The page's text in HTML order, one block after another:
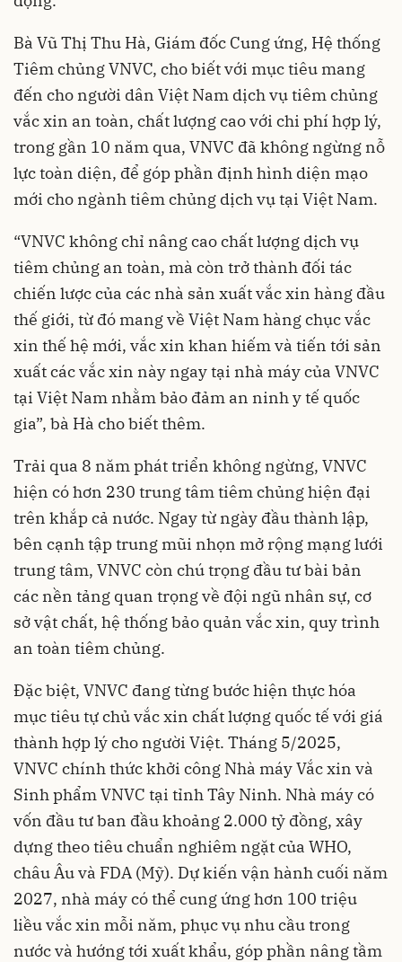
Bà Vũ Thị Thu Hà, Giám đốc Cung ứng, Hệ thống
Tiêm chủng VNVC, cho biết với mục tiêu mang
đến cho người dân Việt Nam dịch vụ tiêm chủng
vắc xin an toàn, chất lượng cao với chi phí hợp lý,
trong gần 10 năm qua, VNVC đã không ngừng nỗ
lực toàn diện, để góp phần định hình diện mạo
mới cho ngành tiêm chủng dịch vụ tại Việt Nam.
“VNVC không chỉ nâng cao chất lượng dịch vụ
tiêm chủng an toàn, mà còn trở thành đối tác
chiến lược của các nhà sản xuất vắc xin hàng đầu
thế giới, từ đó mang về Việt Nam hàng chục vắc
xin thế hệ mới, vắc xin khan hiếm và tiến tới sản
xuất các vắc xin này ngay tại nhà máy của VNVC
tại Việt Nam nhằm bảo đảm an ninh y tế quốc
gia”, bà Hà cho biết thêm.
Trải qua 8 năm phát triển không ngừng, VNVC
hiện có hơn 230 trung tâm tiêm chủng hiện đại
trên khắp cả nước. Ngay từ ngày đầu thành lập,
bên cạnh tập trung mũi nhọn mở rộng mạng lưới
trung tâm, VNVC còn chú trọng đầu tư bài bản
các nền tảng quan trọng về đội ngũ nhân sự, cơ
sở vật chất, hệ thống bảo quản vắc xin, quy trình
an toàn tiêm chủng.
Đặc biệt, VNVC đang từng bước hiện thực hóa
mục tiêu tự chủ vắc xin chất lượng quốc tế với giá
thành hợp lý cho người Việt. Tháng 5/2025,
VNVC chính thức khởi công Nhà máy Vắc xin và
Sinh phẩm VNVC tại tỉnh Tây Ninh. Nhà máy có
vốn đầu tư ban đầu khoảng 2.000 tỷ đồng, xây
dựng theo tiêu chuẩn nghiêm ngặt của WHO,
châu Âu và FDA (Mỹ). Dự kiến vận hành cuối năm
2027, nhà máy có thể cung ứng hơn 100 triệu
liều vắc xin mỗi năm, phục vụ nhu cầu trong
nước và hướng tới xuất khẩu, góp phần nâng tầm